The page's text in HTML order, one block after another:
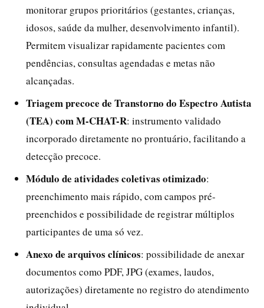
monitorar grupos prioritários (gestantes, crianças,
idosos, saúde da mulher, desenvolvimento infantil).
Permitem visualizar rapidamente pacientes com
pendências, consultas agendadas e metas não
alcançadas.
Triagem precoce de Transtorno do Espectro Autista
(TEA) com M-CHAT-R: instrumento validado
incorporado diretamente no prontuário, facilitando a
detecção precoce.
Módulo de atividades coletivas otimizado:
preenchimento mais rápido, com campos pré-
preenchidos e possibilidade de registrar múltiplos
participantes de uma só vez.
Anexo de arquivos clínicos: possibilidade de anexar
documentos como PDF, JPG (exames, laudos,
autorizações) diretamente no registro do atendimento